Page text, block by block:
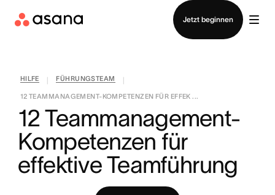
Jetzt beginnen
Vertrieb kontaktieren
HILFE FÜHRUNGSTEAM
12 TEAMMANAGEMENT-KOMPETENZEN FÜR EFFEK ...
12 Teammanagement-
Kompetenzen für
effektive Teamführung